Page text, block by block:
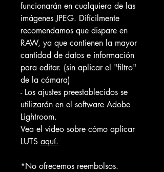
funcionarán en cualquiera de las
imágenes JPEG. Difícilmente
recomendamos que dispare en
RAW, ya que contienen la mayor
cantidad de datos e información
para editar. (sin aplicar el "filtro"
de la cámara)
- Los ajustes preestablecidos se
utilizarán en el software Adobe
Lightroom.
Vea el video sobre cómo aplicar
LUTS aquí.
*No ofrecemos reembolsos.